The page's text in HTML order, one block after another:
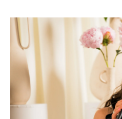
moda & ljepota